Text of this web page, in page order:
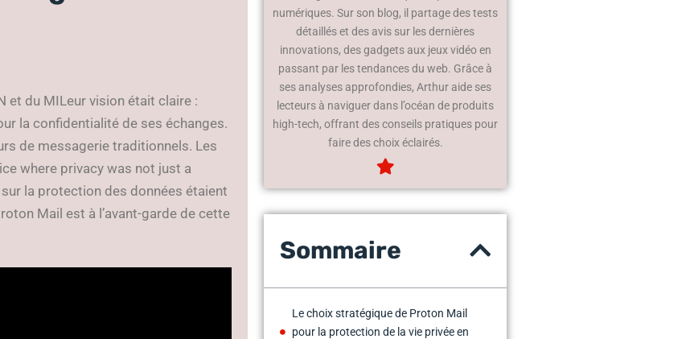
et du MILeur vision était claire :
la confidentialité de ses échanges.
de messagerie traditionnels. Les
where privacy was not just a
la protection des données étaient
Mail est à l’avant-garde de cette
numériques. Sur son blog, il partage des tests
détaillés et des avis sur les dernières
innovations, des gadgets aux jeux vidéo en
passant par les tendances du web. Grâce à
ses analyses approfondies, Arthur aide ses
lecteurs à naviguer dans l’océan de produits
high-tech, offrant des conseils pratiques pour
faire des choix éclairés.
Sommaire
Le choix stratégique de Proton Mail
pour la protection de la vie privée en